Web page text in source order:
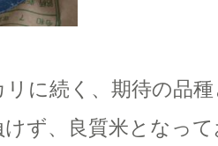
に続く、期待の品
ず、良質米となっ